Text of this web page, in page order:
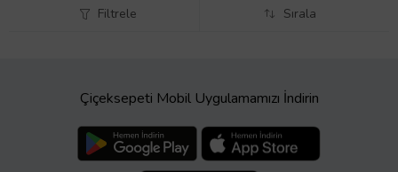
Filtrele Sırala
Çiçeksepeti Mobil Uygulamamızı İndirin